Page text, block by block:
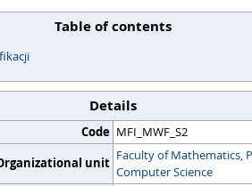
Table of contents
Details
Code MFI_MWF_S2
unit Faculty of Mathematics,
Computer Science